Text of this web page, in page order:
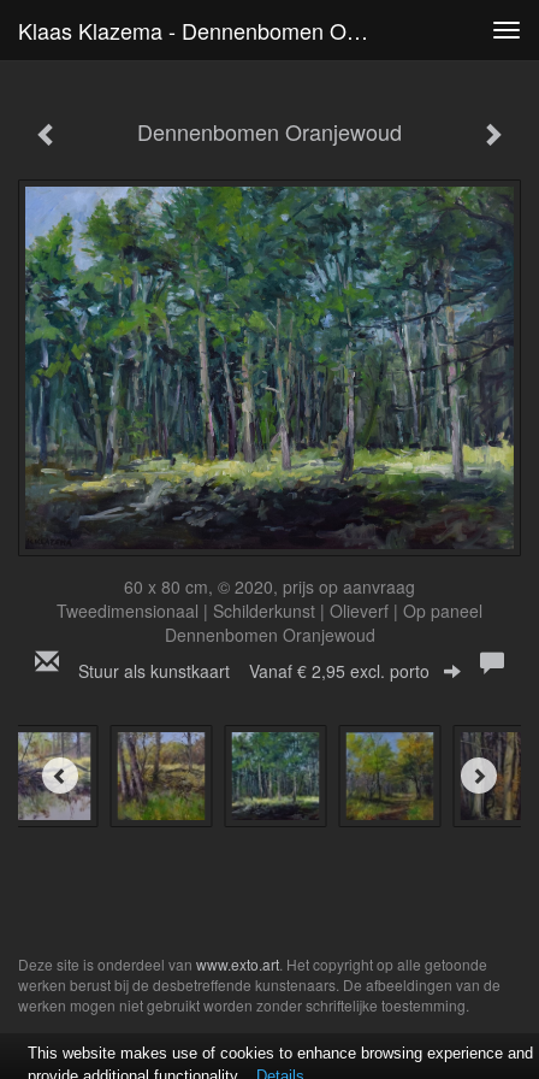
Klaas Klazema - Dennenbomen Oranjewoud
Dennenbomen Oranjewoud
60 x 80 cm, © 2020, prijs op aanvraag
Tweedimensionaal | Schilderkunst | Olieverf | Op paneel
Dennenbomen Oranjewoud
Stuur als kunstkaart Vanaf € 2,95 excl. porto
Deze site is onderdeel van www.exto.art . Het copyright op alle getoonde
werken berust bij de desbetreffende kunstenaars. De afbeeldingen van de
werken mogen niet gebruikt worden zonder schriftelijke toestemming.
This website makes use of cookies to enhance browsing experience and